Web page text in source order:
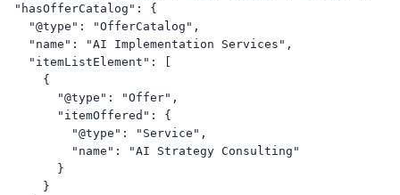
  "hasOfferCatalog": {
    "@type": "OfferCatalog",
    "name": "AI Implementation Services",
    "itemListElement": [
      {
        "@type": "Offer",
        "itemOffered": {
          "@type": "Service",
          "name": "AI Strategy Consulting"
        }
      }